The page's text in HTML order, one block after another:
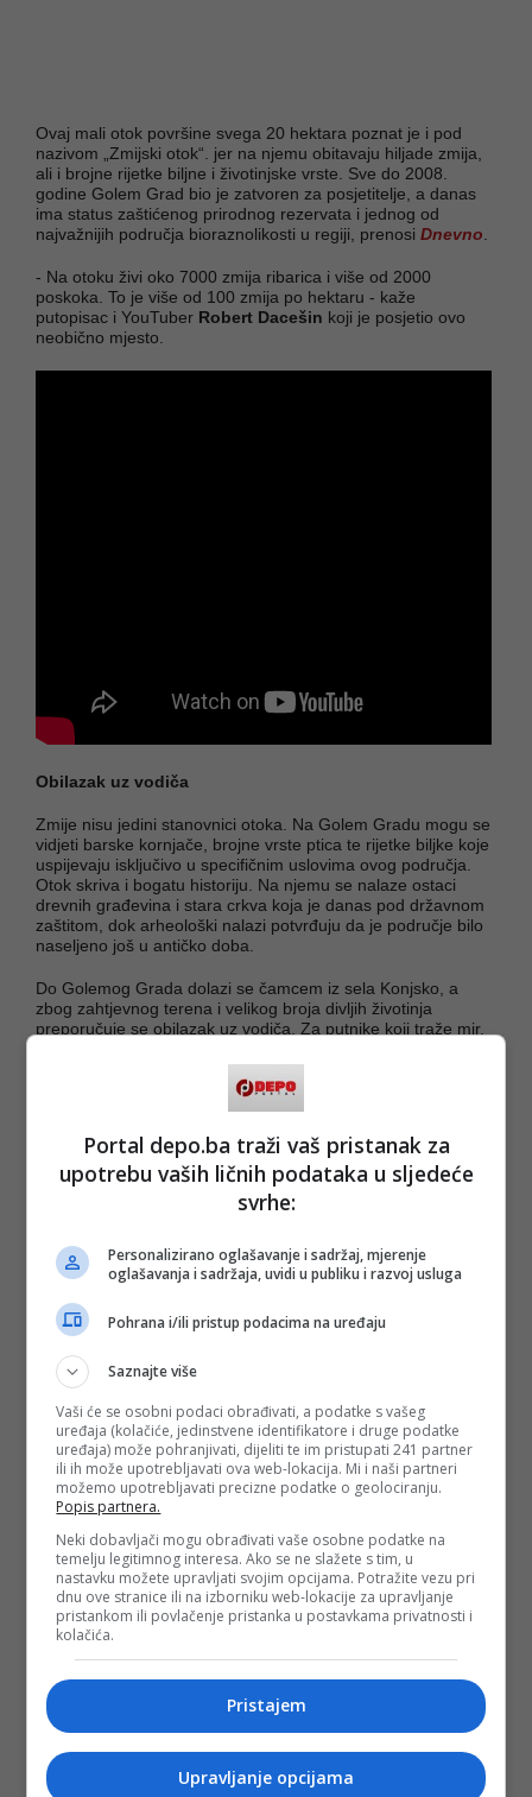
Ovaj mali otok površine svega 20 hektara poznat je i pod
nazivom „Zmijski otok“. jer na njemu obitavaju hiljade zmija,
ali i brojne rijetke biljne i životinjske vrste. Sve do 2008.
godine Golem Grad bio je zatvoren za posjetitelje, a danas
ima status zaštićenog prirodnog rezervata i jednog od
najvažnijih područja bioraznolikosti u regiji, prenosi Dnevno
- Na otoku živi oko 7000 zmija ribarica i više od 2000
poskoka. To je više od 100 zmija po hektaru - kaže
putopisac i YouTuber Robert Dacešin koji je posjetio ovo
neobično mjesto.
Obilazak uz vodiča
Zmije nisu jedini stanovnici otoka. Na Golem Gradu mogu se
vidjeti barske kornjače, brojne vrste ptica te rijetke biljke koje
uspijevaju isključivo u specifičnim uslovima ovog područja.
Otok skriva i bogatu historiju. Na njemu se nalaze ostaci
drevnih građevina i stara crkva koja je danas pod državnom
zaštitom, dok arheološki nalazi potvrđuju da je područje bilo
naseljeno još u antičko doba.
Do Golemog Grada dolazi se čamcem iz sela Konjsko, a
zbog zahtjevnog terena i velikog broja divljih životinja
preporučuje se obilazak uz vodiča. Za putnike koji traže mir,
Golem Grad ostaje jedno od posljednjih istinski divljih mjesta
PODIJELI NA
Portal depo.ba traži vaš pristanak za
upotrebu vaših ličnih podataka u sljedeće
svrhe:
Personalizirano oglašavanje i sadržaj, mjerenje
oglašavanja i sadržaja, uvidi u publiku i razvoj usluga
Pohrana i/ili pristup podacima na uređaju
Saznajte više
Vaši će se osobni podaci obrađivati, a podatke s vašeg
uređaja (kolačiće, jedinstvene identifikatore i druge podatke
uređaja) može pohranjivati, dijeliti te im pristupati 241 partner
ili ih može upotrebljavati ova web-lokacija. Mi i naši partneri
možemo upotrebljavati precizne podatke o geolociranju.
Popis partnera.
Neki dobavljači mogu obrađivati vaše osobne podatke na
temelju legitimnog interesa. Ako se ne slažete s tim, u
nastavku možete upravljati svojim opcijama. Potražite vezu pri
dnu ove stranice ili na izborniku web-lokacije za upravljanje
pristankom ili povlačenje pristanka u postavkama privatnosti i
kolačića.
Pristajem
Upravljanje opcijama